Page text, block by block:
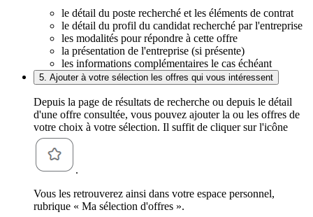
le détail du poste recherché et les éléments de contrat
le détail du profil du candidat recherché par l'entreprise
les modalités pour répondre à cette offre
la présentation de l'entreprise (si présente)
les informations complémentaires le cas échéant
5. Ajouter à votre sélection les offres qui vous intéressent
Depuis la page de résultats de recherche ou depuis le détail
d'une offre consultée, vous pouvez ajouter la ou les offres de
votre choix à votre sélection. Il suffit de cliquer sur l'icône
.
Vous les retrouverez ainsi dans votre espace personnel,
rubrique « Ma sélection d'offres ».